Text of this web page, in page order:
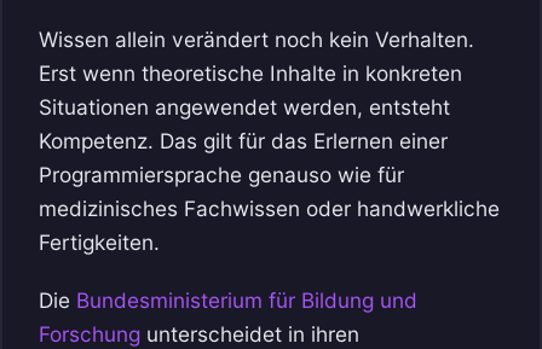
Wissen allein verändert noch kein Verhalten.
Erst wenn theoretische Inhalte in konkreten
Situationen angewendet werden, entsteht
Kompetenz. Das gilt für das Erlernen einer
Programmiersprache genauso wie für
medizinisches Fachwissen oder handwerkliche
Fertigkeiten.
Die Bundesministerium für Bildung und
Forschung unterscheidet in ihren